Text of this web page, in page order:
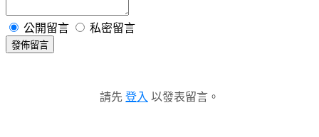
公開留言 私密留言
發佈留言
請先 登入 以發表留言。